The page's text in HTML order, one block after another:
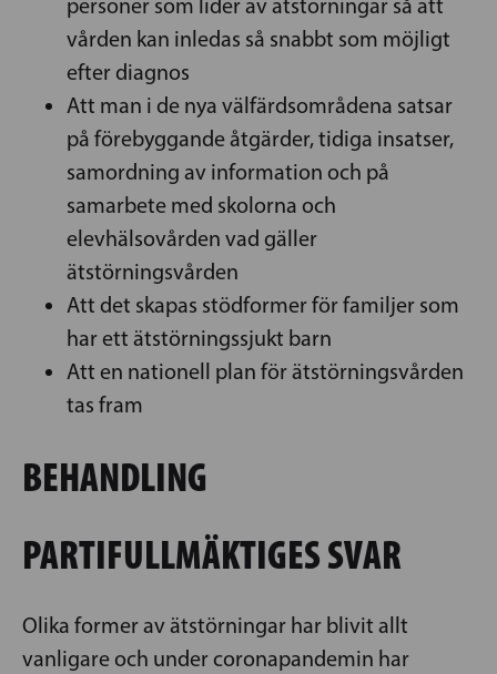
vården kan inledas så snabbt som möjligt
efter diagnos
Att man i de nya välfärdsområdena satsar
på förebyggande åtgärder, tidiga insatser,
samordning av information och på
samarbete med skolorna och
elevhälsovården vad gäller
ätstörningsvården
Att det skapas stödformer för familjer som
har ett ätstörningssjukt barn
Att en nationell plan för ätstörningsvården
tas fram
BEHANDLING
PARTIFULLMÄKTIGES SVAR
Olika former av ätstörningar har blivit allt
vanligare och under coronapandemin har